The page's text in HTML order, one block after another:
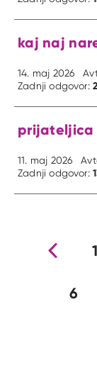
kaj naj
14. maj 2026
Zadnji odgovor:
prijateljica
11. maj 2026
Zadnji odgovor:
Prejšnja stran
1
6